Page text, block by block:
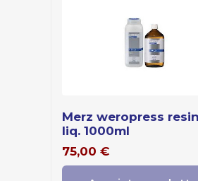
merz weropress resina
liq. 1000ml
75,00 €